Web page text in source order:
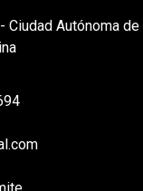
Ciudad Autónoma de